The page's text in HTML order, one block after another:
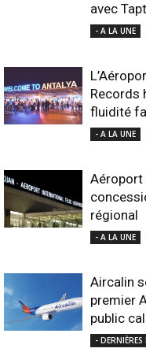
avec
- A LA UNE
Records
fluidité
- A LA UNE
Aéroport
régional
- A LA UNE
Aircalin
premier
public
- DERNIÈRES